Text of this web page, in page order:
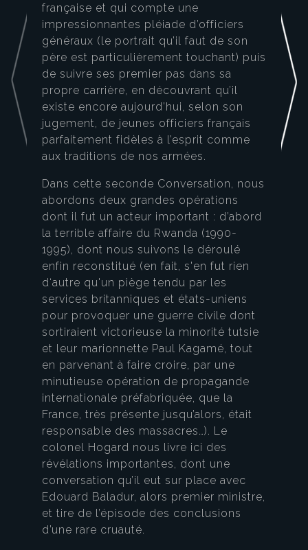
française et qui compte une
impressionnantes pléiade d’officiers
généraux (le portrait qu’il faut de son
père est particulièrement touchant) puis
de suivre ses premier pas dans sa
propre carrière, en découvrant qu’il
existe encore aujourd’hui, selon son
jugement, de jeunes officiers français
parfaitement fidèles à l’esprit comme
aux traditions de nos armées.
Dans cette seconde Conversation, nous
abordons deux grandes opérations
dont il fut un acteur important : d’abord
la terrible affaire du Rwanda (1990-
1995), dont nous suivons le déroulé
enfin reconstitué (en fait, s'en fut rien
d‘autre qu'un piège tendu par les
services britanniques et états-uniens
pour provoquer une guerre civile dont
sortiraient victorieuse la minorité tutsie
et leur marionnette Paul Kagamé, tout
en parvenant à faire croire, par une
minutieuse opération de propagande
internationale préfabriquée, que la
France, très présente jusqu’alors, était
responsable des massacres…). Le
colonel Hogard nous livre ici des
révélations importantes, dont une
conversation qu’il eut sur place avec
Edouard Baladur, alors premier ministre,
et tire de l’épisode des conclusions
d’une rare cruauté.